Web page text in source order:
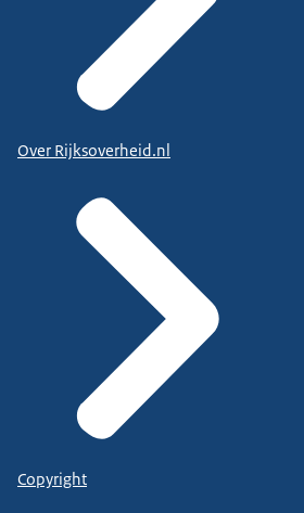
Over Rijksoverheid.nl
Copyright